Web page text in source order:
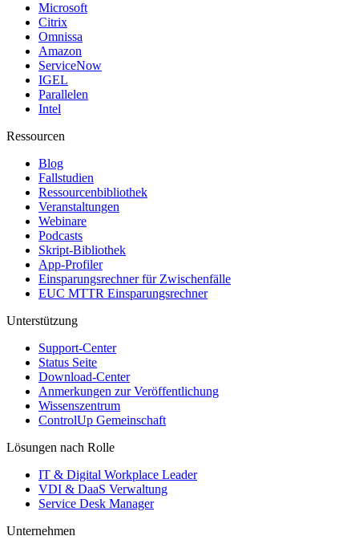
Microsoft
Citrix
Omnissa
Amazon
ServiceNow
IGEL
Parallelen
Intel
Ressourcen
Blog
Fallstudien
Ressourcenbibliothek
Veranstaltungen
Webinare
Podcasts
Skript-Bibliothek
App-Profiler
Einsparungsrechner für Zwischenfälle
EUC MTTR Einsparungsrechner
Unterstützung
Support-Center
Status Seite
Download-Center
Anmerkungen zur Veröffentlichung
Wissenszentrum
ControlUp Gemeinschaft
Lösungen nach Rolle
IT & Digital Workplace Leader
VDI & DaaS Verwaltung
Service Desk Manager
Unternehmen